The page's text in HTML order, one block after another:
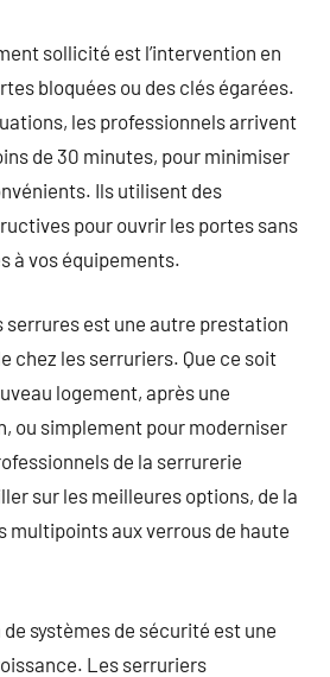
sollicité est l’intervention en
bloquées ou des clés égarées.
les professionnels arrivent
de 30 minutes, pour minimiser
Ils utilisent des
pour ouvrir les portes sans
à vos équipements.
serrures est une autre prestation
chez les serruriers. Que ce soit
logement, après une
ou simplement pour moderniser
de la serrurerie
sur les meilleures options, de la
multipoints aux verrous de haute
de systèmes de sécurité est une
Les serruriers